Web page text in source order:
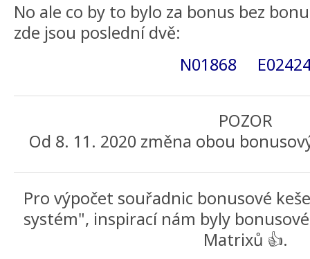
No ale co by to bylo za bonus bez
zde jsou poslední dvě:
N01868
POZOR
Od 8. 11. 2020 změna obou
Pro výpočet souřadnic bonusové
systém", inspirací nám byly
Matrixů 👍.